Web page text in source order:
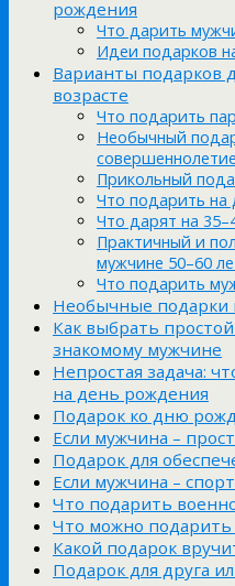
рождения
Что дарить
Идеи подарков
Варианты подарков
возрасте
Что подарить
Необычный
совершеннолетие
Прикольный
Что подарить на
Что дарят на
Практичный и
мужчине 50–60
Что подарить
Необычные подарки
Как выбрать
знакомому мужчине
Непростая задача:
на день рождения
Подарок ко дню
Если мужчина –
Подарок для
Если мужчина –
Что подарить
Что можно подарить
Какой подарок
Подарок для друга